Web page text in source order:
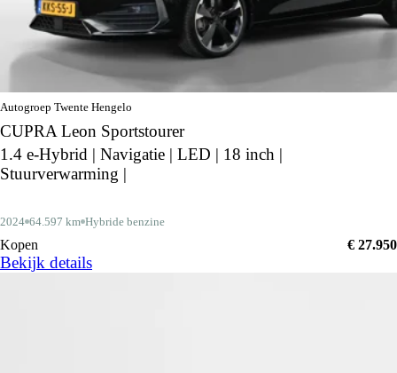
Autogroep Twente Hengelo
CUPRA Leon Sportstourer
1.4 e-Hybrid | Navigatie | LED | 18 inch |
Stuurverwarming |
2024 64.597 km Hybride benzine
Kopen € 27.950
Bekijk details